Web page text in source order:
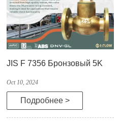
JIS F 7356 Бронзовый 5K
Oct 10, 2024
Подробнее >